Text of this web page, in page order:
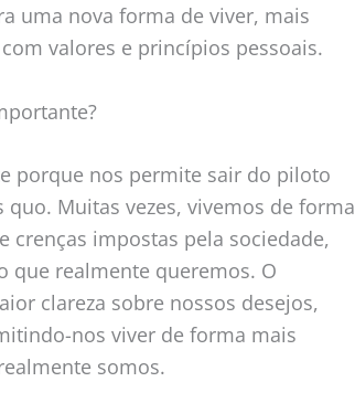
uma nova forma de viver, mais
valores e princípios pessoais.
porque nos permite sair do piloto
Muitas vezes, vivemos de forma
crenças impostas pela sociedade,
que realmente queremos. O
clareza sobre nossos desejos,
nos viver de forma mais
somos.